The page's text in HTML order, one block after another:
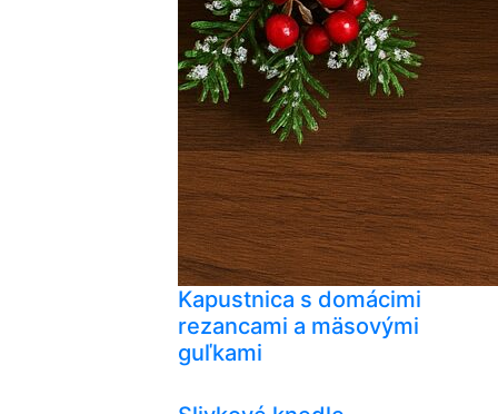
Kapustnica s domácimi
rezancami a mäsovými
guľkami